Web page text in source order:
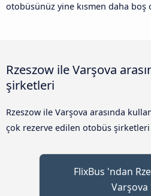
otobüsünüz yine kısmen daha boş
Rzeszow ile Varşova
şirketleri
Rzeszow ile Varşova arasında
çok rezerve edilen otobüs şirketleri
FlixBus 'ndan
Varşova